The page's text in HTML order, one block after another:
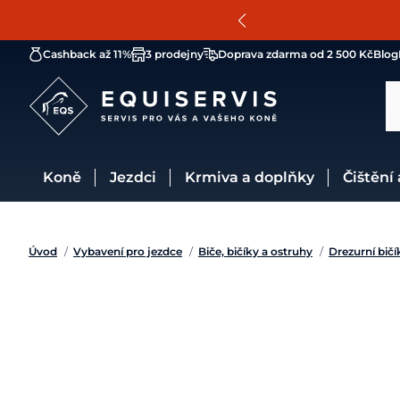
Cashback až 11% 3 prodejny Doprava zdarma od 2 500 KčBlog
Koně Jezdci Krmiva a doplňky
Úvod / Vybavení pro jezdce / Biče, bičíky a ostruhy / Drezurní